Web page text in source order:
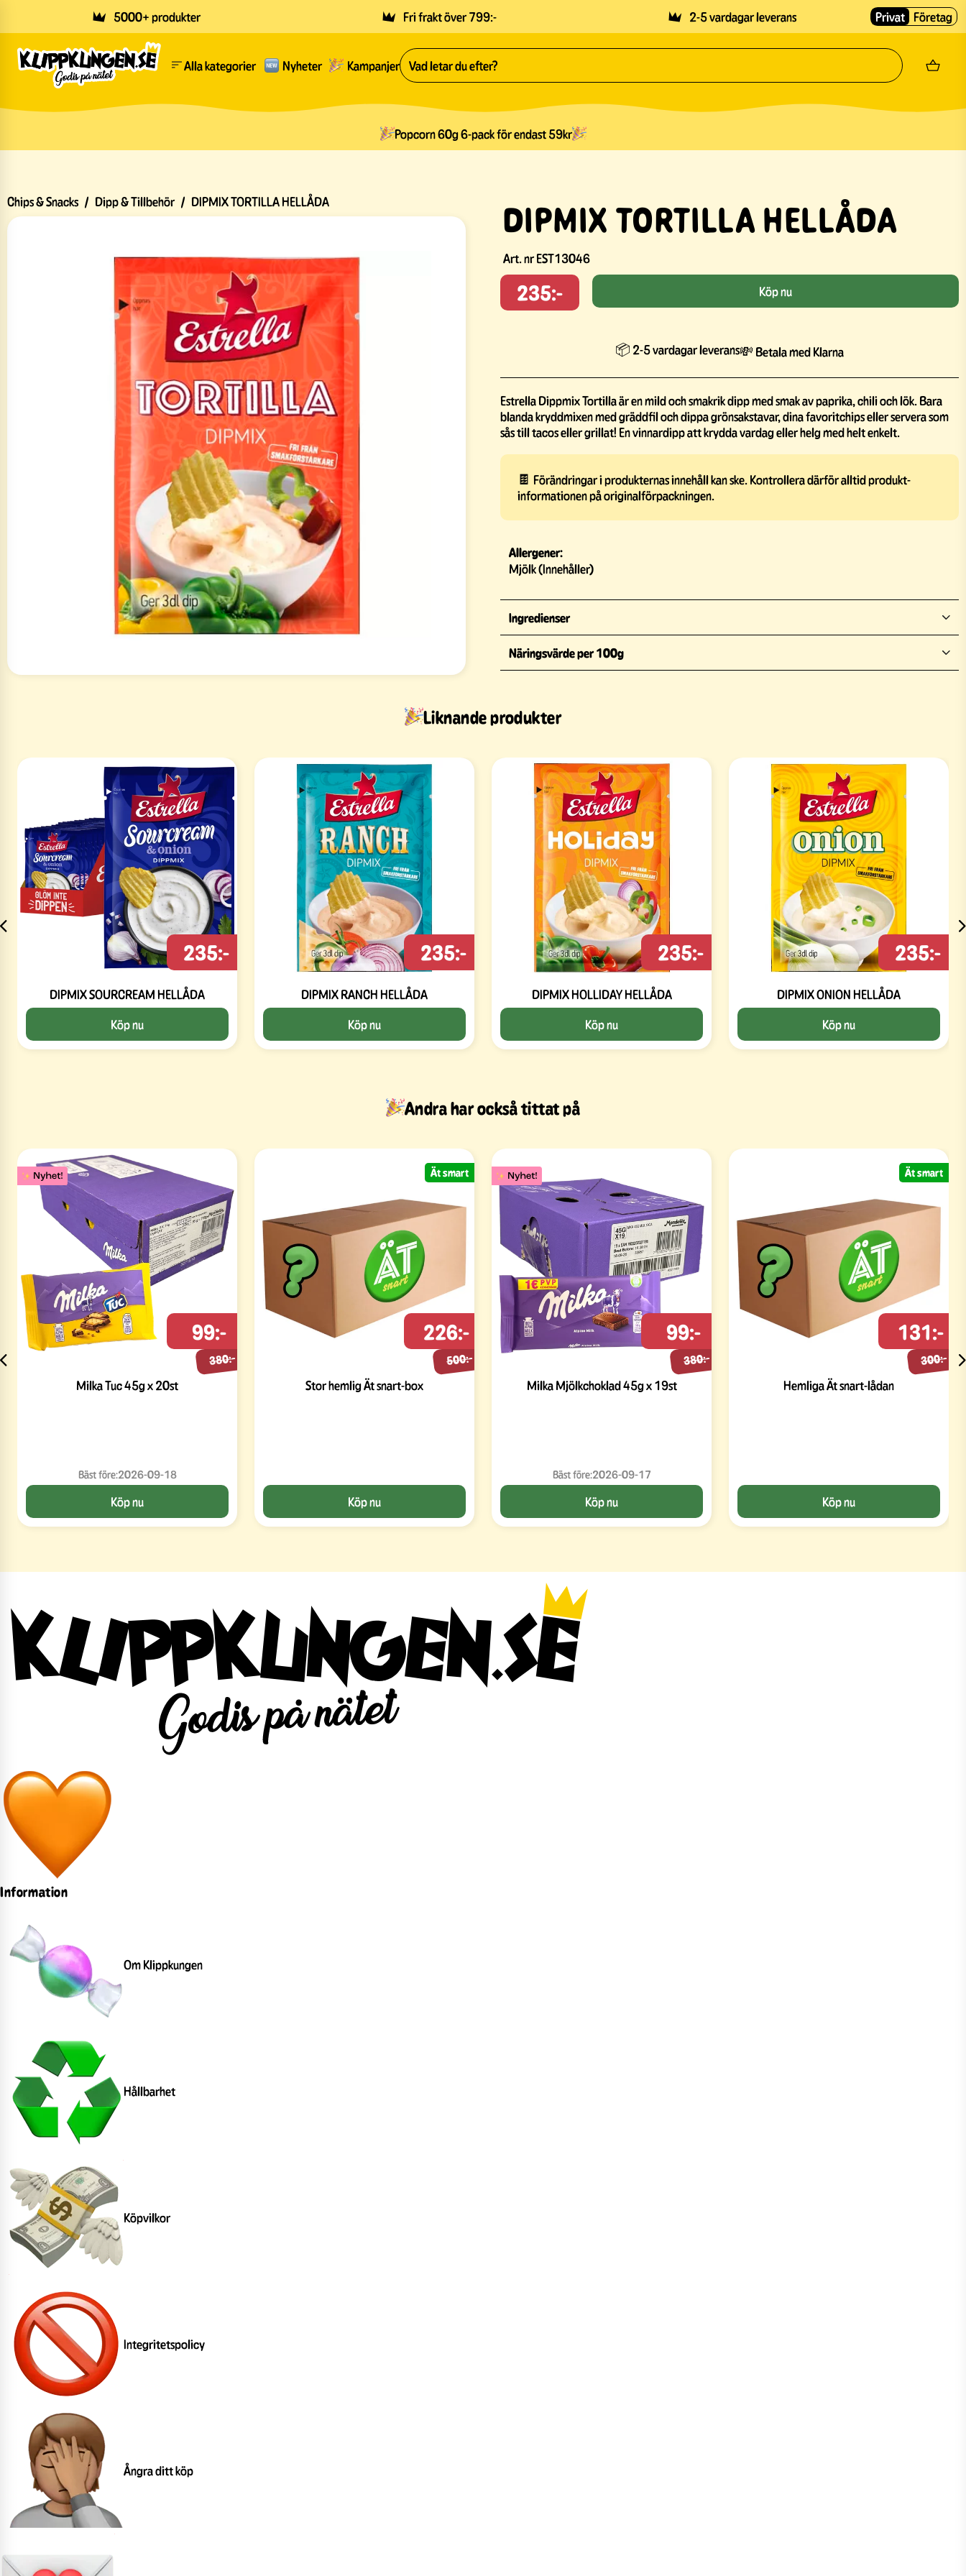
5000+ produkter Fri frakt över 799:- 2-5 vardagar leverans Privat Företag
Alla kategorier Nyheter Kampanjer
Popcorn 60g 6-pack för endast 59kr
Chips & Snacks / Dipp & Tillbehör / DIPMIX TORTILLA HELLÅDA DIPMIX TORTILLA HELLÅDA
Art. nrEST13046
235:- Köp nu
📦 2-5 vardagar leverans💸 Betala med Klarna
Estrella Dippmix Tortilla är en mild och smakrik dipp med smak av paprika, chili och lök. Bara
blanda kryddmixen med gräddfil och dippa grönsakstavar, dina favoritchips eller servera som
sås till tacos eller grillat! En vinnardipp att krydda vardag eller helg med helt enkelt.
🍫 Förändringar i produkternas innehåll kan ske. Kontrollera därför alltid produkt-
informationen på originalförpackningen.
Allergener:
Mjölk (Innehåller)
Ingredienser
Näringsvärde per 100g
Liknande produkter
DIPMIX SOURCREAM HELLÅDA
235:-
Köp nu
DIPMIX RANCH HELLÅDA
235:-
Köp nu
DIPMIX HOLLIDAY HELLÅDA
235:-
Köp nu
DIPMIX ONION HELLÅDA
235:-
Köp nu
Andra har också tittat på
Milka Tuc 45g x 20st
380:-
99:-
Bäst före:2026-09-18
Köp nu
Stor hemlig Ät snart-box
500:-
226:-
Köp nu
Ät smart
Milka Mjölkchoklad 45g x 19st
380:-
99:-
Bäst före:2026-09-17
Köp nu
Hemliga Ät snart-lådan
300:-
131:-
Köp nu
Ät smart
Information
Om Klippkungen
Hållbarhet
Köpvilkor
Integritetspolicy
Ångra ditt köp